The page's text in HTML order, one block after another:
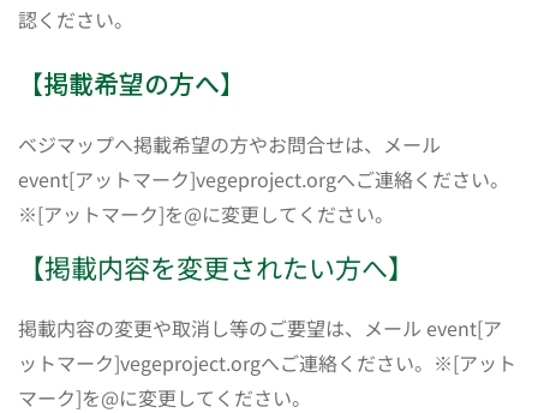
認ください。
【掲載希望の方へ】
ベジマップへ掲載希望の方やお問合せは、メール
event[アットマーク]vegeproject.orgへご連絡ください。
※[アットマーク]を@に変更してください。
【掲載内容を変更されたい方へ】
掲載内容の変更や取消し等のご要望は、メール event[ア
ットマーク]vegeproject.orgへご連絡ください。※[アット
マーク]を@に変更してください。